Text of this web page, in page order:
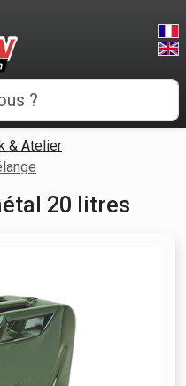
& Atelier
20 litres